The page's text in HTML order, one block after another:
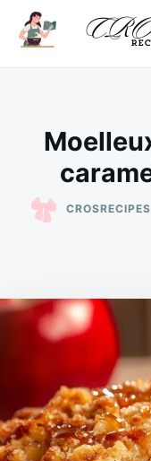
SkipSearch
for:
CROSRECIPES